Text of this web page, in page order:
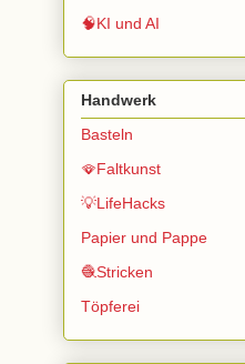
🧠KI und AI
Handwerk
Basteln
🪭Faltkunst
💡LifeHacks
Papier und Pappe
🧶Stricken
Töpferei